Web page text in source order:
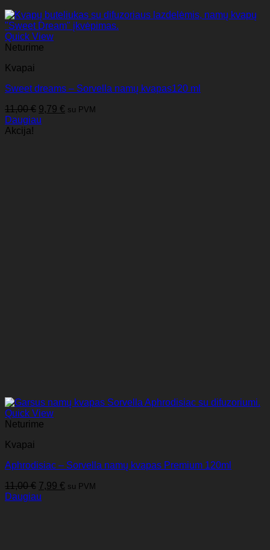
Quick View
Neturime
Kvapai
Sweet dreams – Sorvella namų kvapas120 ml
11,00€ Original
price
9,79 € Current
su PVM
Daugiau
Akcija!
Quick View
Neturime
Kvapai
Aphrodisiac – Sorvella namų kvapas Premium 120ml
11,00€ Original
price
7,99 € Current
su PVM
Daugiau